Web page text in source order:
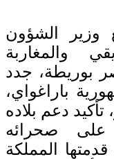
وزير الشؤون
والمغاربة
بوريطة، جدد
باراغواي،
تأكيد دعم بلاده
على صحرائه
المملكة